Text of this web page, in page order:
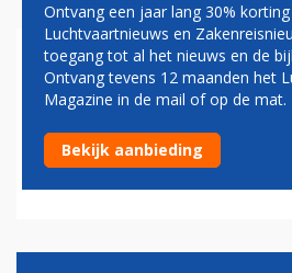
Programma Nederlandse
16-10-2015 - 15:41
Ontvang een jaar lang 30%
Luchtvaartnieuws en
toegang tot al het nieuws en de
Ontvang tevens 12 maanden het
Magazine in de mail of op de mat.
Bekijk aanbieding